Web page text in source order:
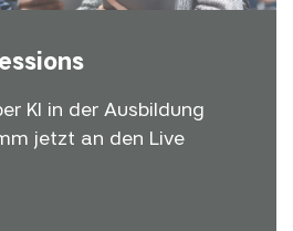
KI in der Ausbildung
jetzt an den Live